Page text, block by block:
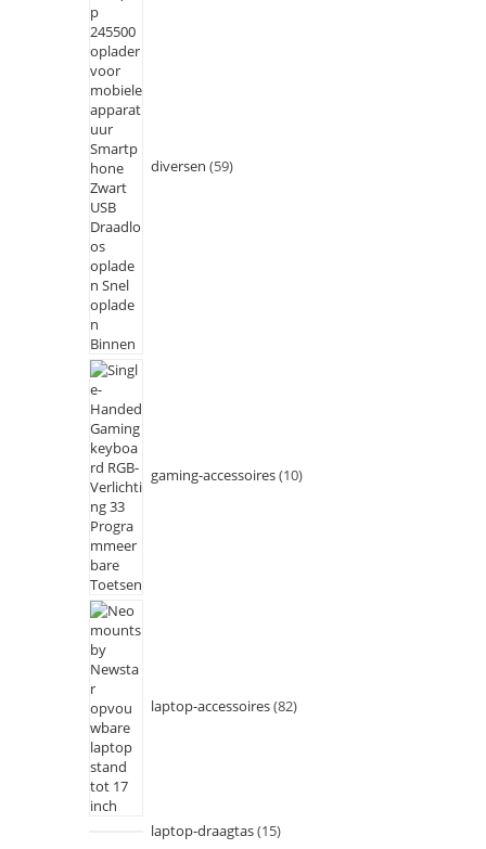
diversen 59
gaming-accessoires 10
laptop-accessoires 82
laptop-draagtas 15